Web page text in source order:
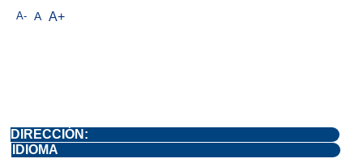
A- A A+
DIRECCIÓN:
IDIOMA